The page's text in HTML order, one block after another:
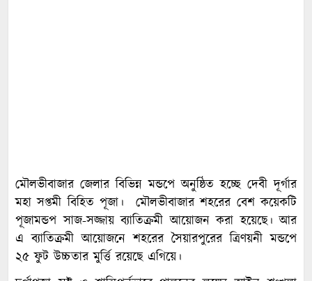
মৌলভীবাজার জেলার বিভিন্ন মন্ডপে অনুষ্ঠিত হচ্ছে দেবী দূর্গার
মহা সপ্তমী বিহিত পূজা। মৌলভীবাজার শহরের বেশ কয়েকটি
পূজামন্ডপ সাজ-সজ্জায় ব্যাতিক্রমী আয়োজন করা হয়েছে। আর
এ ব্যাতিক্রমী আয়োজনে শহরের সৈয়ারপুরের ত্রিণয়নী মন্ডপে
২৫ ফুট উচ্চতার মুর্ত্তি রয়েছে এগিয়ে।